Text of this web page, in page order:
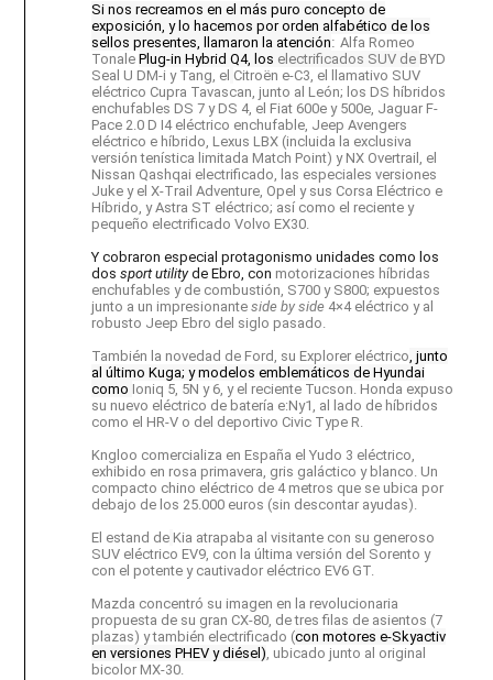
Si nos recreamos en el más puro concepto de
exposición, y lo hacemos por orden alfabético de los
sellos presentes, llamaron la atención:Alfa Romeo
TonalePlug-in Hybrid Q4, los electrificados SUV de BYD
Seal U DM-i y Tang, el Citroën e-C3, el llamativo SUV
eléctrico Cupra Tavascan, junto al León; los DS híbridos
enchufables DS 7 y DS 4, el Fiat 600e y 500e, Jaguar F-
Pace 2.0 D I4 eléctrico enchufable, Jeep Avengers
eléctrico e híbrido, Lexus LBX (incluida la exclusiva
versión tenística limitada Match Point) y NX Overtrail, el
Nissan Qashqai electrificado, las especiales versiones
Juke y el X-Trail Adventure, Opel y sus Corsa Eléctrico e
Híbrido, y Astra ST eléctrico; así como el reciente y
pequeño electrificado Volvo EX30.
Y cobraron especial protagonismo unidades como los
dossport utilityde Ebro, con motorizaciones híbridas
enchufables y de combustión, S700 y S800; expuestos
junto a un impresionanteside by side 4×4 eléctrico y al
robusto Jeep Ebro del siglo pasado.
También la novedad de Ford, su Explorer eléctrico, junto
al último Kuga; y modelos emblemáticos de Hyundai
como Ioniq 5, 5N y 6, y el reciente Tucson. Honda expuso
su nuevo eléctrico de batería e:Ny1, al lado de híbridos
como el HR-V o del deportivo Civic Type R.
Kngloo comercializa en España el Yudo 3 eléctrico,
exhibido en rosa primavera, gris galáctico y blanco. Un
compacto chino eléctrico de 4 metros que se ubica por
debajo de los 25.000 euros (sin descontar ayudas).
El estand de Kia atrapaba al visitante con su generoso
SUV eléctrico EV9, con la última versión del Sorento y
con el potente y cautivador eléctrico EV6 GT.
Mazda concentró su imagen en la revolucionaria
propuesta de su gran CX-80, de tres filas de asientos (7
plazas) y también electrificado (con motores e-Skyactiv
en versiones PHEV y diésel), ubicado junto al original
bicolor MX-30.